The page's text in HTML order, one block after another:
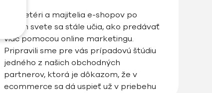
Marketéri a majitelia e-shopov po
celom svete sa stále učia, ako predávať
viac pomocou online marketingu.
Pripravili sme pre vás prípadovú štúdiu
jedného z našich obchodných
partnerov, ktorá je dôkazom, že v
ecommerce sa dá uspieť už v priebehu